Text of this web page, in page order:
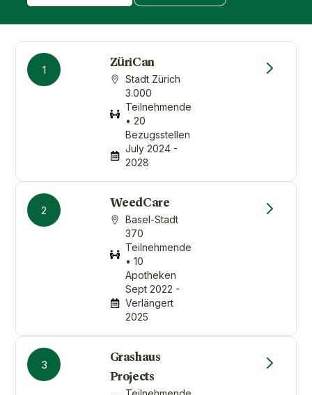
1
ZüriCan
Stadt Zürich
3.000
Teilnehmende
• 20
Bezugsstellen
July 2024 -
2028
2
WeedCare
Basel-Stadt
370
Teilnehmende
• 10
Apotheken
Sept 2022 -
Verlängert
2025
3
Grashaus
Projects